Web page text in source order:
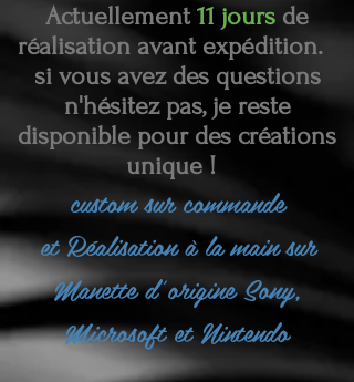
Actuellement 11 jours de
réalisation avant expédition.
si vous avez des questions
n'hésitez pas, je reste
disponible pour des créations
unique !
custom sur commande
etRéalisation à la main sur
Manette d'origine Sony,
Microsoft et Nintendo